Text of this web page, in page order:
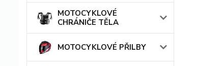
MOTOCYKLOVÉ
CHRÁNIČE TĚLA
MOTOCYKLOVÉ PŘILBY